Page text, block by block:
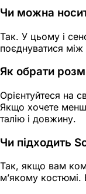
Чи можна
Так. У цьому і
поєднуватися
Як обрати
Орієнтуйтеся на
Якщо хочете менш
талію і довжину.
Чи підходить
Так, якщо вам
м’якому